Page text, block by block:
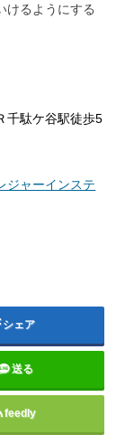
けるようにする
千駄ケ谷駅徒歩5
ジャーインステ
シェア
送る
feedly